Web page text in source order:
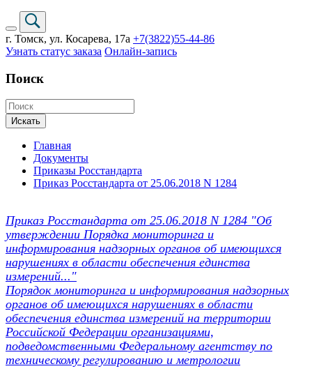
г. Томск, ул. Косарева, 17а +7(3822)55-44-86
Узнать статус заказа Онлайн-запись
Поиск
Искать
Главная
Документы
Приказы Росстандарта
Приказ Росстандарта от 25.06.2018 N 1284
Приказ Росстандарта от 25.06.2018 N 1284 "Об
утверждении Порядка мониторинга и
информирования надзорных органов об имеющихся
нарушениях в области обеспечения единства
измерений..."
Порядок мониторинга и информирования надзорных
органов об имеющихся нарушениях в области
обеспечения единства измерений на территории
Российской Федерации организациями,
подведомственными Федеральному агентству по
техническому регулированию и метрологии